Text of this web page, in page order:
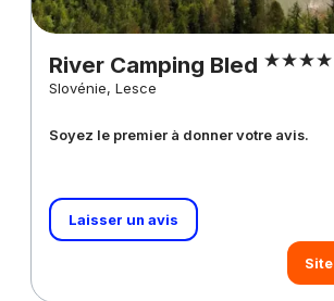
River Camping Bled
Slovénie, Lesce
Soyez le premier à donner votre avis.
Laisser un avis